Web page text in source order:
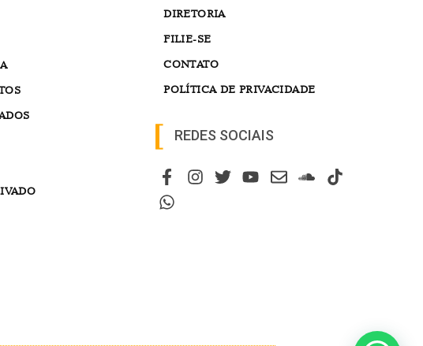
DIRETORIA
FILIE-SE
CONTATO
POLÍTICA DE PRIVACIDADE
REDES SOCIAIS